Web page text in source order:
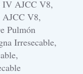
IV AJCC V8,
AJCC V8,
Pulmón
Irresecable,